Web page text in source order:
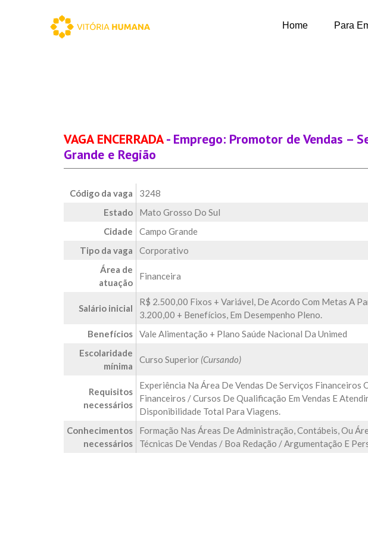
Home Para
VAGA ENCERRADA- Emprego: Promotor de Vendas –
Grande e Região
Código da vaga
3248
Estado
Mato Grosso Do Sul
Cidade
Campo Grande
Tipo da vaga
Corporativo
Área de
atuação
Financeira
Salário inicial
R$ 2.500,00 Fixos + Variável, De Acordo Com Metas A
3.200,00 + Benefícios, Em Desempenho Pleno.
Benefícios
Vale Alimentação + Plano Saúde Nacional Da Unimed
Escolaridade
mínima
Curso Superior (Cursando)
Requisitos
necessários
Experiência Na Área De Vendas De Serviços Financeiros
Financeiros / Cursos De Qualificação Em Vendas E
Disponibilidade Total Para Viagens.
Conhecimentos
necessários
Formação Nas Áreas De Administração, Contábeis, Ou
Técnicas De Vendas / Boa Redação / Argumentação E